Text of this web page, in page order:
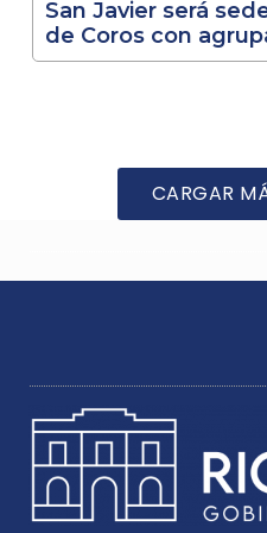
San Javier será
de Coros con
CARGAR